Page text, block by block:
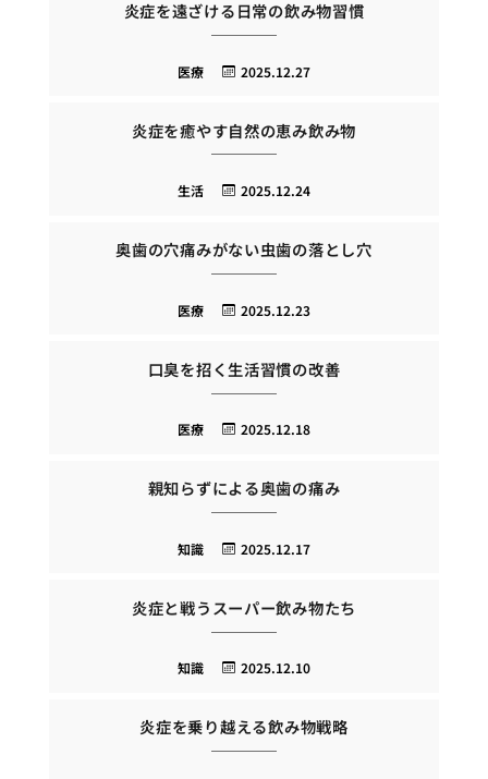
炎症を遠ざける日常の飲み物習慣
2025.12.27
医療
炎症を癒やす自然の恵み飲み物
2025.12.24
生活
奥歯の穴痛みがない虫歯の落とし穴
2025.12.23
医療
口臭を招く生活習慣の改善
2025.12.18
医療
親知らずによる奥歯の痛み
2025.12.17
知識
炎症と戦うスーパー飲み物たち
2025.12.10
知識
炎症を乗り越える飲み物戦略